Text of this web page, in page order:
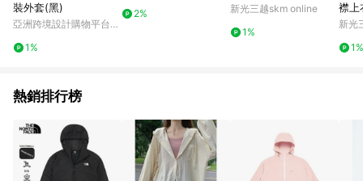
裝外套(黑)
亞洲跨境設計購物平台
1%
2%
新光三越skm online
1%
襟上
新光
1%
熱銷排行榜